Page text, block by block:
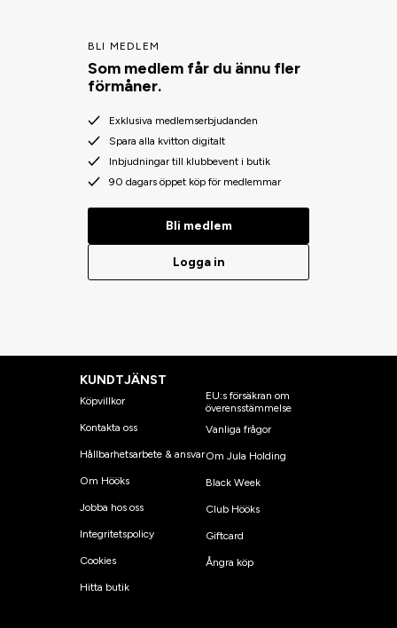
BLI MEDLEM
Som medlem får du ännu fler
förmåner.
Exklusiva medlemserbjudanden
Spara alla kvitton digitalt
Inbjudningar till klubbevent i butik
90 dagars öppet köp för medlemmar
Bli medlem
Logga in
KUNDTJÄNST
Köpvillkor
Kontakta oss
Hållbarhetsarbete & ansvar
Om Hööks
Jobba hos oss
Integritetspolicy
Cookies
Hitta butik
EU:s försäkran om
överensstämmelse
Vanliga frågor
Om Jula Holding
Black Week
Club Hööks
Giftcard
Ångra köp